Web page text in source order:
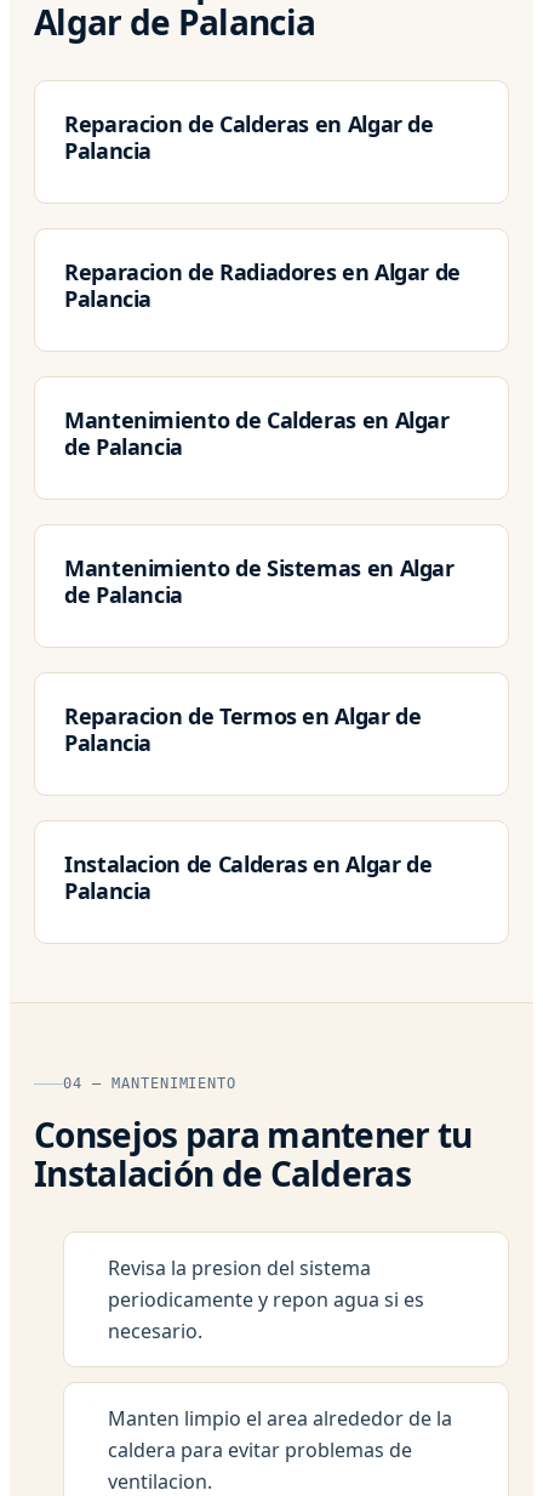
Algar de Palancia
Reparacion de Calderas en Algar de
Palancia
Reparacion de Radiadores en Algar de
Palancia
Mantenimiento de Calderas en Algar
de Palancia
Mantenimiento de Sistemas en Algar
de Palancia
Reparacion de Termos en Algar de
Palancia
Instalacion de Calderas en Algar de
Palancia
04 — MANTENIMIENTO
Consejos para mantener tu
Instalación de Calderas
Revisa la presion del sistema
periodicamente y repon agua si es
necesario.
Manten limpio el area alrededor de la
caldera para evitar problemas de
ventilacion.